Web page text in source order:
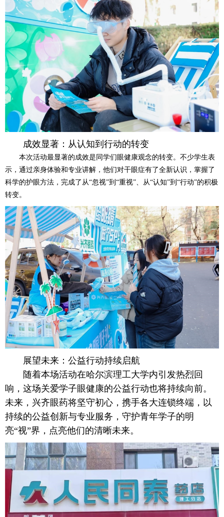
成效显著：从认知到行动的转变
本次活动最显著的成效是同学们眼健康观念的转变。不少学生表
示，通过亲身体验和专业讲解，他们对干眼症有了全新认识，掌握了
科学的护眼方法，完成了从“忽视”到“重视”、从“认知”到“行动”的积极
转变。
展望未来：公益行动持续启航
随着本场活动在哈尔滨理工大学内引发热烈回
响，这场关爱学子眼健康的公益行动也将持续向前。
未来，兴齐眼药将坚守初心，携手各大连锁终端，以
持续的公益创新与专业服务，守护青年学子的明
亮“视”界，点亮他们的清晰未来。